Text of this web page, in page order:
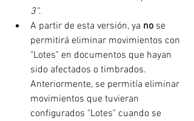
3".
A partir de esta versión, ya no se
permitirá eliminar movimientos con
"Lotes" en documentos que hayan
sido afectados o timbrados.
Anteriormente, se permitía eliminar
movimientos que tuvieran
configurados "Lotes" cuando se